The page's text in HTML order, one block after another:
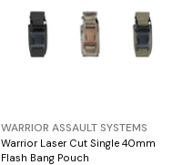
BRAND:
WARRIOR ASSAULT SYSTEMS
Warrior Laser Cut Single 40mm
Flash Bang Pouch